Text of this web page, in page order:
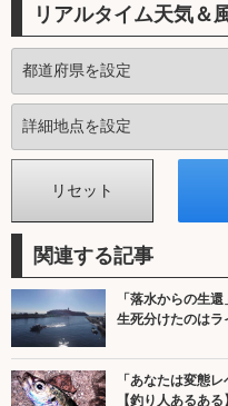
リアルタイム天気＆
関連する記事
「落水からの生
生死分けたのはラ
「あなたは変態
【釣り人あるある】